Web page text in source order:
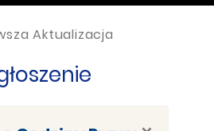
Aktualizacja